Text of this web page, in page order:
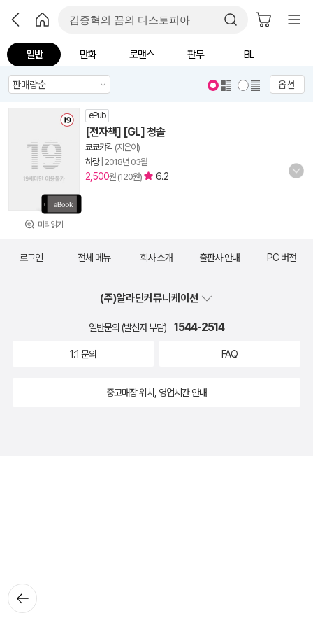
일반 만화 로맨스 판무 BL
옵션
미리읽기
ePub
[전자책] [GL] 청솔
쿄쿄캬각(지은이)
하랑| 2018년 03월
2,500원 (120원) 6.2
뒤로가
기
로그인 전체 메뉴 회사 소개 출판사 안내 PC 버전
(주)알라딘커뮤니케이션
일반문의 (발신자 부담) 1544-2514
1:1 문의 FAQ
중고매장 위치, 영업시간 안내